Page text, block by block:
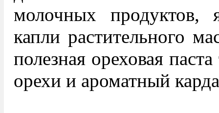
молочных продуктов,
капли растительного
полезная ореховая
орехи и ароматный